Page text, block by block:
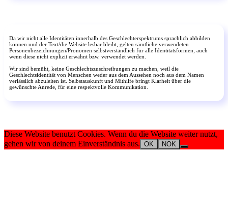
Da wir nicht alle Identitäten innerhalb des Geschlechterspektrums sprachlich abbilden
können und der Text/die Website lesbar bleibt, gelten sämtliche verwendeten
Personenbezeichnungen/Pronomen selbstverständlich für alle Identitätsformen, auch
wenn diese nicht explizit erwähnt bzw. verwendet werden.
Wir sind bemüht, keine Geschlechtszuschreibungen zu machen, weil die
Geschlechtsidentität von Menschen weder aus dem Aussehen noch aus dem Namen
verlässlich abzuleiten ist. Selbstauskunft und Mithilfe bringt Klarheit über die
gewünschte Anrede, für eine respektvolle Kommunikation.
Diese Website benutzt Cookies. Wenn du die Website weiter nutzt,
gehen wir von deinem Einverständnis aus. OK NOK